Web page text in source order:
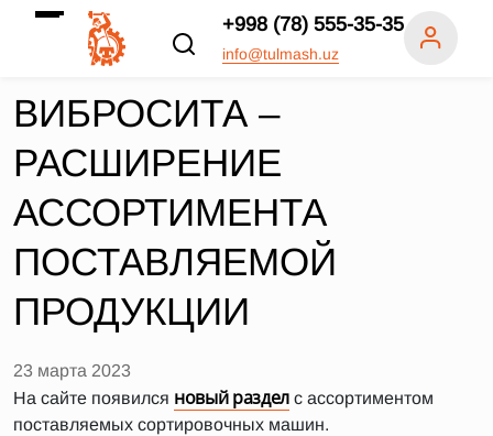
+998 (78) 555-35-35
info@tulmash.uz
ВИБРОСИТА –
РАСШИРЕНИЕ
АССОРТИМЕНТА
ПОСТАВЛЯЕМОЙ
ПРОДУКЦИИ
23 марта 2023
На сайте появился новый раздел с ассортиментом
поставляемых сортировочных машин.